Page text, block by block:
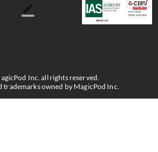
Inc. all rights reserved.
trademarks owned by MagicPod Inc.